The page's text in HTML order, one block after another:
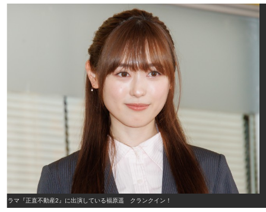
ドラマ『正直不動産2』に出演している福原遥 クランクイン！